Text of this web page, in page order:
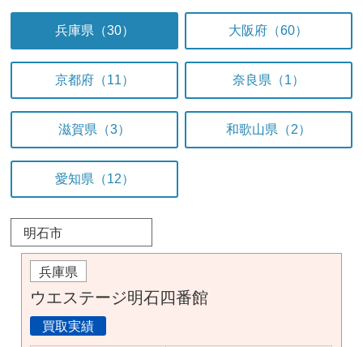
兵庫県（30） 大阪府（60）
京都府（11） 奈良県（1）
滋賀県（3） 和歌山県（2）
愛知県（12）
明石市
兵庫県
ウエステージ明石四番館
買取実績